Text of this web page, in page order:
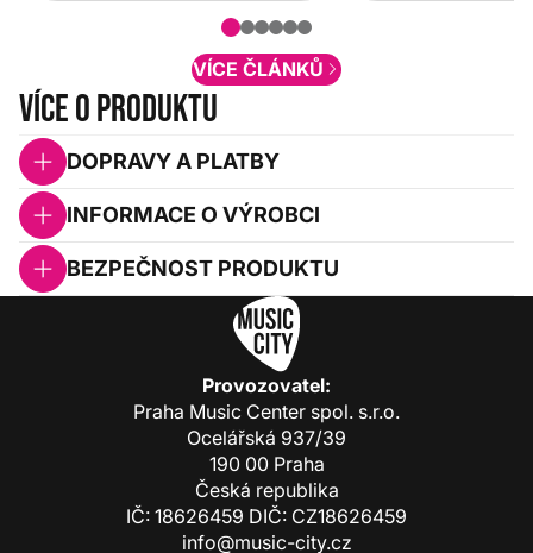
VÍCE ČLÁNKŮ
Více o produktu
DOPRAVY A PLATBY
INFORMACE O VÝROBCI
BEZPEČNOST PRODUKTU
Provozovatel:
Praha Music Center spol. s.r.o.
Ocelářská 937/39
190 00 Praha
Česká republika
IČ: 18626459 DIČ: CZ18626459
info@music-city.cz